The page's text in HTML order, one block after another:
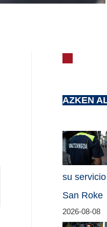
AZKEN
su
San Roke
2026-08-08